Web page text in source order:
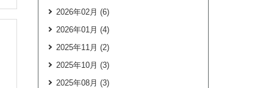
2026年02月 (6)
2026年01月 (4)
2025年11月 (2)
2025年10月 (3)
2025年08月 (3)